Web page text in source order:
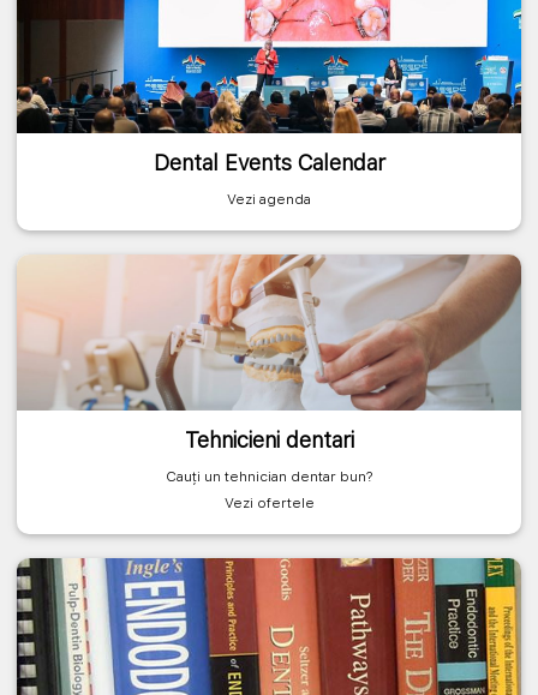
Dental Events Calendar
Vezi agenda
Tehnicieni dentari
Cauți un tehnician dentar bun?
Vezi ofertele